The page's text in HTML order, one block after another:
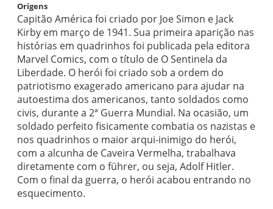
Origens
Capitão América foi criado por Joe Simon e Jack
Kirby em março de 1941. Sua primeira aparição nas
histórias em quadrinhos foi publicada pela editora
Marvel Comics, com o título de O Sentinela da
Liberdade. O herói foi criado sob a ordem do
patriotismo exagerado americano para ajudar na
autoestima dos americanos, tanto soldados como
civis, durante a 2ª Guerra Mundial. Na ocasião, um
soldado perfeito fisicamente combatia os nazistas e
nos quadrinhos o maior arqui-inimigo do herói,
com a alcunha de Caveira Vermelha, trabalhava
diretamente com o führer, ou seja, Adolf Hitler.
Com o final da guerra, o herói acabou entrando no
esquecimento.